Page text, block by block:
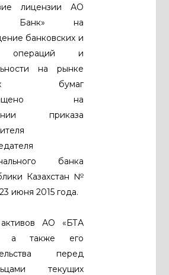
лицензии АО
Банк» на
банковских и
операций и
на рынке
бумаг
на
приказа
банка
Казахстан №
июня 2015 года.
АО «БТА
а также его
перед
текущих